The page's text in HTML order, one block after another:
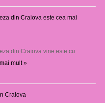
din Craiova este cea mai
din Craiova vine este cu
mult »
Craiova